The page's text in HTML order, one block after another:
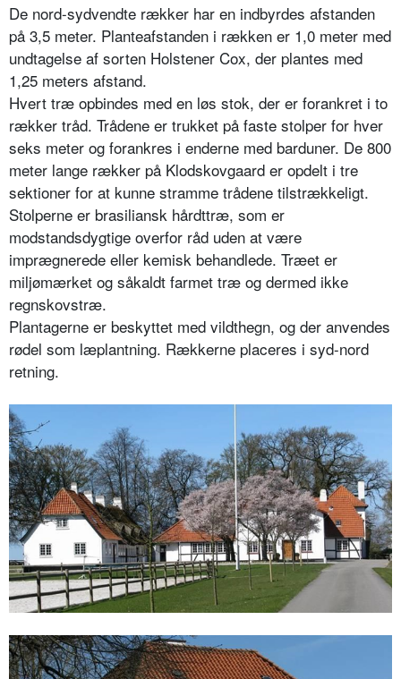
De nord-sydvendte rækker har en indbyrdes afstanden
på 3,5 meter. Planteafstanden i rækken er 1,0 meter med
undtagelse af sorten Holstener Cox, der plantes med
1,25 meters afstand.
Hvert træ opbindes med en løs stok, der er forankret i to
rækker tråd. Trådene er trukket på faste stolper for hver
seks meter og forankres i enderne med barduner. De 800
meter lange rækker på Klodskovgaard er opdelt i tre
sektioner for at kunne stramme trådene tilstrækkeligt.
Stolperne er brasiliansk hårdttræ, som er
modstandsdygtige overfor råd uden at være
imprægnerede eller kemisk behandlede. Træet er
miljømærket og såkaldt farmet træ og dermed ikke
regnskovstræ.
Plantagerne er beskyttet med vildthegn, og der anvendes
rødel som læplantning. Rækkerne placeres i syd-nord
retning.